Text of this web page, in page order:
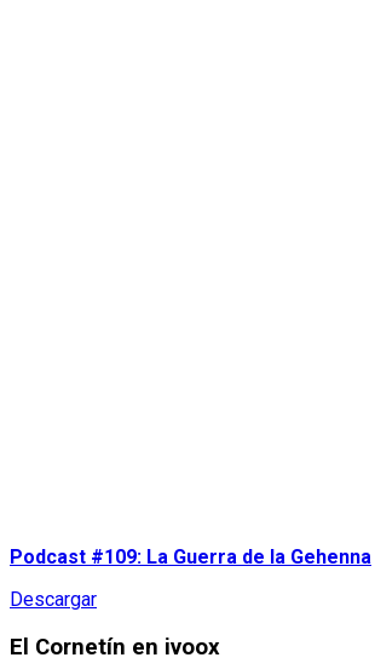
Podcast #109: La Guerra de la Gehenna
Descargar
El Cornetín en ivoox